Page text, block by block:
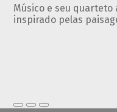
Músico e seu
inspirado pelas